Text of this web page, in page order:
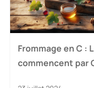
Frommage en C :
commencent par